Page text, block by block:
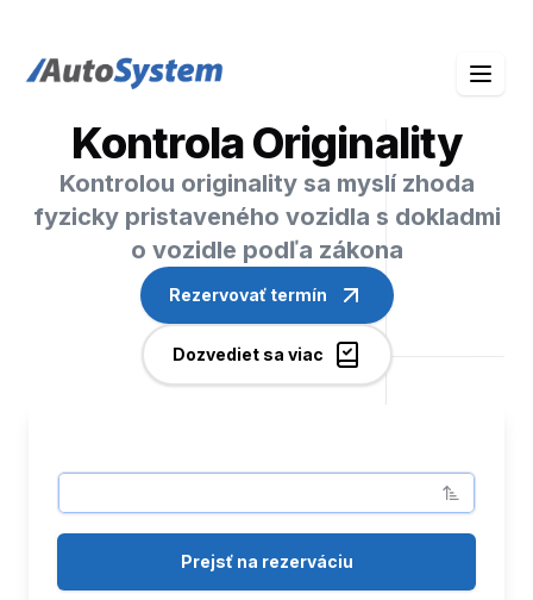
auto-system logo
Prejsť na rezerváciu
Kontrola Originality
Kontrolou originality sa myslí zhoda
fyzicky pristaveného vozidla s dokladmi
o vozidle podľa zákona
Rezervovať termín
Dozvediet sa viac